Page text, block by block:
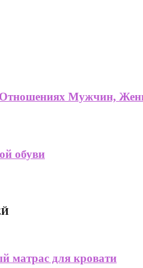
Отношениях Мужчин,
обуви
матрас для кровати